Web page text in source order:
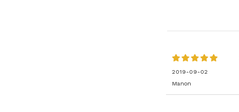
2019-09-02
Manon